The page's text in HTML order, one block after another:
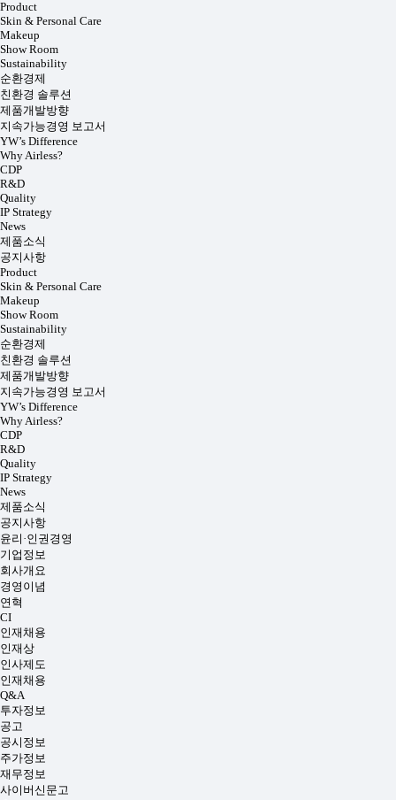
Product
Skin & Personal Care
Makeup
Show Room
Sustainability
순환경제
친환경 솔루션
제품개발방향
지속가능경영 보고서
YW’s Difference
Why Airless?
CDP
R&D
Quality
IP Strategy
News
제품소식
공지사항
Product
Skin & Personal Care
Makeup
Show Room
Sustainability
순환경제
친환경 솔루션
제품개발방향
지속가능경영 보고서
YW’s Difference
Why Airless?
CDP
R&D
Quality
IP Strategy
News
제품소식
공지사항
윤리·인권경영
기업정보
회사개요
경영이념
연혁
CI
인재채용
인재상
인사제도
인재채용
Q&A
투자정보
공고
공시정보
주가정보
재무정보
사이버신문고